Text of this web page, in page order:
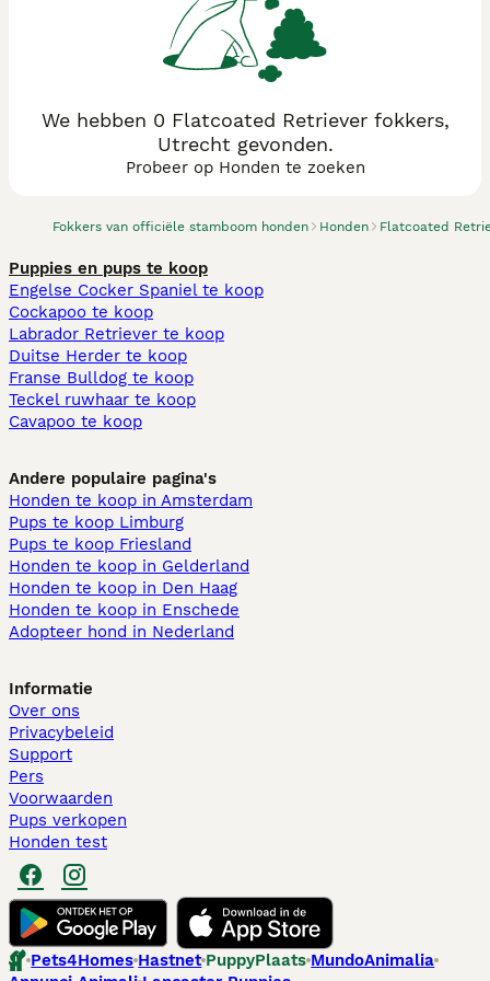
Fokkers van officiële stamboom honden Honden Flatcoated
We hebben 0 Flatcoated Retriever fokkers,
Utrecht gevonden.
Probeer op Honden te zoeken
Puppies en pups te koop
Engelse Cocker Spaniel te koop
Cockapoo te koop
Labrador Retriever te koop
Duitse Herder te koop
Franse Bulldog te koop
Teckel ruwhaar te koop
Cavapoo te koop
Andere populaire pagina's
Honden te koop in Amsterdam
Pups te koop Limburg​
Pups te koop Friesland​
Honden te koop in Gelderland
Honden te koop in Den Haag
Honden te koop in Enschede
Adopteer hond in Nederland
Informatie
Over ons
Privacybeleid
Support
Pers
Voorwaarden
Pups verkopen
Honden test
Pets4Homes Hastnet PuppyPlaats MundoAnimalia